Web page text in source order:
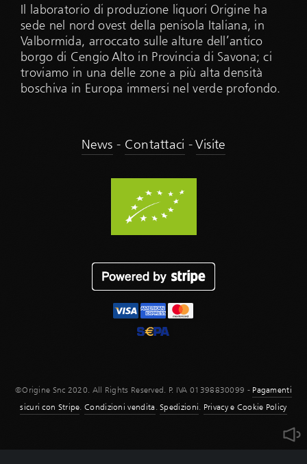
Il laboratorio di produzione liquori Origine ha
sede nel nord ovest della penisola Italiana, in
Valbormida, arroccato sulle alture dell’antico
borgo di Cengio Alto in Provincia di Savona; ci
troviamo in una delle zone a più alta densità
boschiva in Europa immersi nel verde profondo.
News - Contattaci -Visite
©Origine Snc 2020. All Rights Reserved. P. IVA 01398830099 - Pagamenti
sicuri con Stripe .Condizioni vendita .Spedizioni Privacy e Cookie Policy